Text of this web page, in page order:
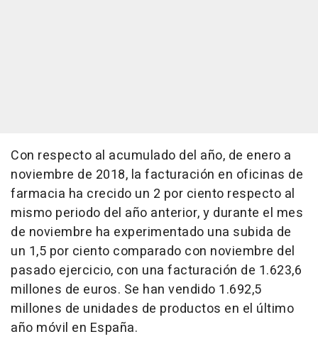
Con respecto al acumulado del año, de enero a
noviembre de 2018, la facturación en oficinas de
farmacia ha crecido un 2 por ciento respecto al
mismo periodo del año anterior, y durante el mes
de noviembre ha experimentado una subida de
un 1,5 por ciento comparado con noviembre del
pasado ejercicio, con una facturación de 1.623,6
millones de euros. Se han vendido 1.692,5
millones de unidades de productos en el último
año móvil en España.